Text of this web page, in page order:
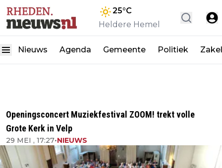
25°C
Heldere Hemel
Nieuws Agenda Gemeente Politiek
Openingsconcert Muziekfestival ZOOM! trekt volle
Grote Kerk in Velp
29 MEI , 17:27•NIEUWS